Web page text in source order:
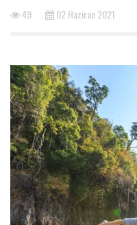
49
02 Haziran 2021